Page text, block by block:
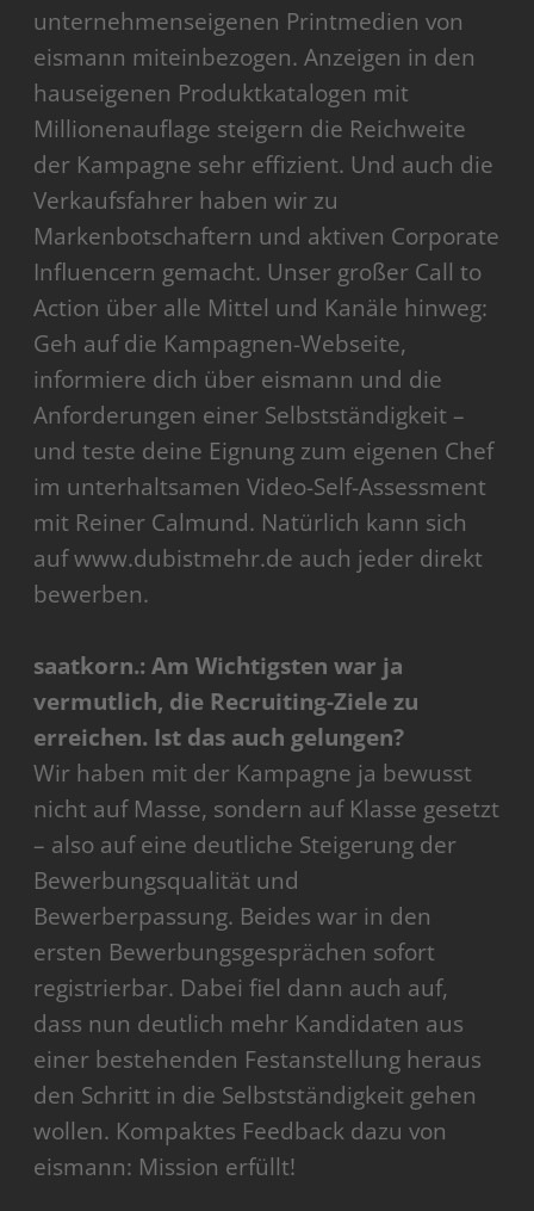
unternehmenseigenen Printmedien von
eismann miteinbezogen. Anzeigen in den
hauseigenen Produktkatalogen mit
Millionenauflage steigern die Reichweite
der Kampagne sehr effizient. Und auch die
Verkaufsfahrer haben wir zu
Markenbotschaftern und aktiven Corporate
Influencern gemacht. Unser großer Call to
Action über alle Mittel und Kanäle hinweg:
Geh auf die Kampagnen-Webseite,
informiere dich über eismann und die
Anforderungen einer Selbstständigkeit –
und teste deine Eignung zum eigenen Chef
im unterhaltsamen Video-Self-Assessment
mit Reiner Calmund. Natürlich kann sich
auf www.dubistmehr.de auch jeder direkt
bewerben.
saatkorn.: Am Wichtigsten war ja
vermutlich, die Recruiting-Ziele zu
erreichen. Ist das auch gelungen?
Wir haben mit der Kampagne ja bewusst
nicht auf Masse, sondern auf Klasse gesetzt
– also auf eine deutliche Steigerung der
Bewerbungsqualität und
Bewerberpassung. Beides war in den
ersten Bewerbungsgesprächen sofort
registrierbar. Dabei fiel dann auch auf,
dass nun deutlich mehr Kandidaten aus
einer bestehenden Festanstellung heraus
den Schritt in die Selbstständigkeit gehen
wollen. Kompaktes Feedback dazu von
eismann: Mission erfüllt!